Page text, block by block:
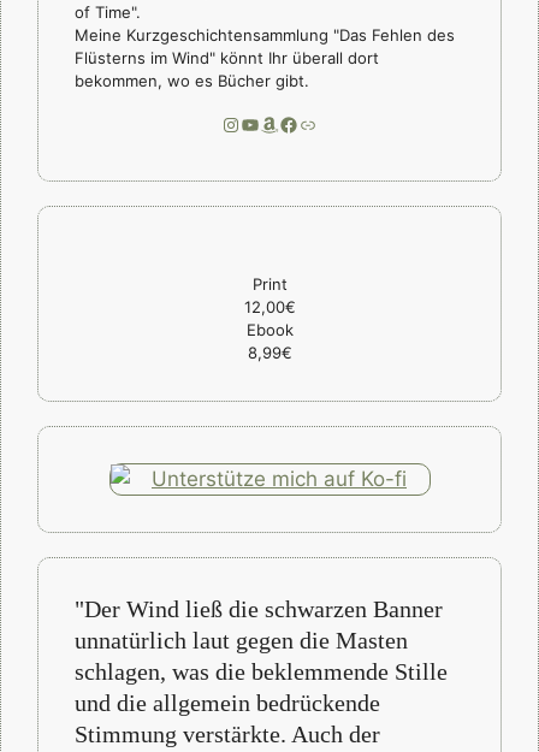
of Time".
Meine Kurzgeschichtensammlung "Das Fehlen des
Flüsterns im Wind" könnt Ihr überall dort
bekommen, wo es Bücher gibt.
Instagram
YouTube
Amazon
Facebook
Link
Print
12,00€
Ebook
8,99€
"Der Wind ließ die schwarzen Banner
unnatürlich laut gegen die Masten
schlagen, was die beklemmende Stille
und die allgemein bedrückende
Stimmung verstärkte. Auch der